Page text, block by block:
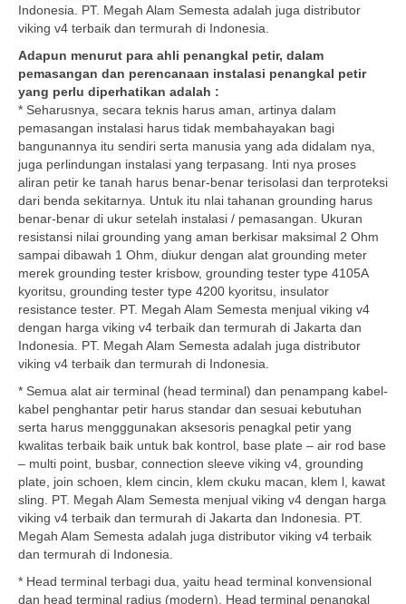
Indonesia. PT. Megah Alam Semesta adalah juga distributor
viking v4 terbaik dan termurah di Indonesia.
Adapun menurut para ahli penangkal petir, dalam
pemasangan dan perencanaan instalasi penangkal petir
yang perlu diperhatikan adalah :
* Seharusnya, secara teknis harus aman, artinya dalam
pemasangan instalasi harus tidak membahayakan bagi
bangunannya itu sendiri serta manusia yang ada didalam nya,
juga perlindungan instalasi yang terpasang. Inti nya proses
aliran petir ke tanah harus benar-benar terisolasi dan terproteksi
dari benda sekitarnya. Untuk itu nlai tahanan grounding harus
benar-benar di ukur setelah instalasi / pemasangan. Ukuran
resistansi nilai grounding yang aman berkisar maksimal 2 Ohm
sampai dibawah 1 Ohm, diukur dengan alat grounding meter
merek grounding tester krisbow, grounding tester type 4105A
kyoritsu, grounding tester type 4200 kyoritsu, insulator
resistance tester. PT. Megah Alam Semesta menjual viking v4
dengan harga viking v4 terbaik dan termurah di Jakarta dan
Indonesia. PT. Megah Alam Semesta adalah juga distributor
viking v4 terbaik dan termurah di Indonesia.
* Semua alat air terminal (head terminal) dan penampang kabel-
kabel penghantar petir harus standar dan sesuai kebutuhan
serta harus mengggunakan aksesoris penagkal petir yang
kwalitas terbaik baik untuk bak kontrol, base plate – air rod base
– multi point, busbar, connection sleeve viking v4, grounding
plate, join schoen, klem cincin, klem ckuku macan, klem l, kawat
sling. PT. Megah Alam Semesta menjual viking v4 dengan harga
viking v4 terbaik dan termurah di Jakarta dan Indonesia. PT.
Megah Alam Semesta adalah juga distributor viking v4 terbaik
dan termurah di Indonesia.
* Head terminal terbagi dua, yaitu head terminal konvensional
dan head terminal radius (modern). Head terminal penangkal